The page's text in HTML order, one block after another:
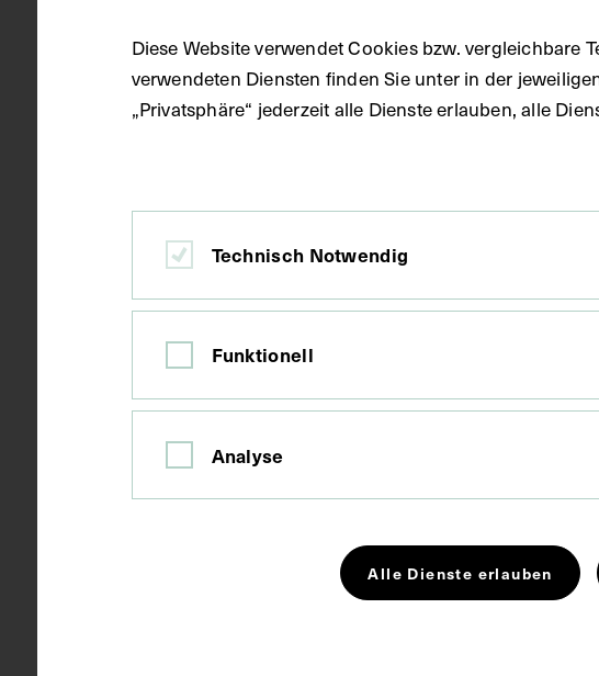
Datierung 1996
Bildmaß inkl.
Kurzbeschreibung Die Druckgrafik wurde
Bildnis Chirurg
Diese Website verwendet Cookies bzw.
verwendeten Diensten finden Sie unter in der
„Privatsphäre“ jederzeit alle Dienste erlauben, alle
Technisch Notwendig
Funktionell
Analyse
Alle Dienste erlauben